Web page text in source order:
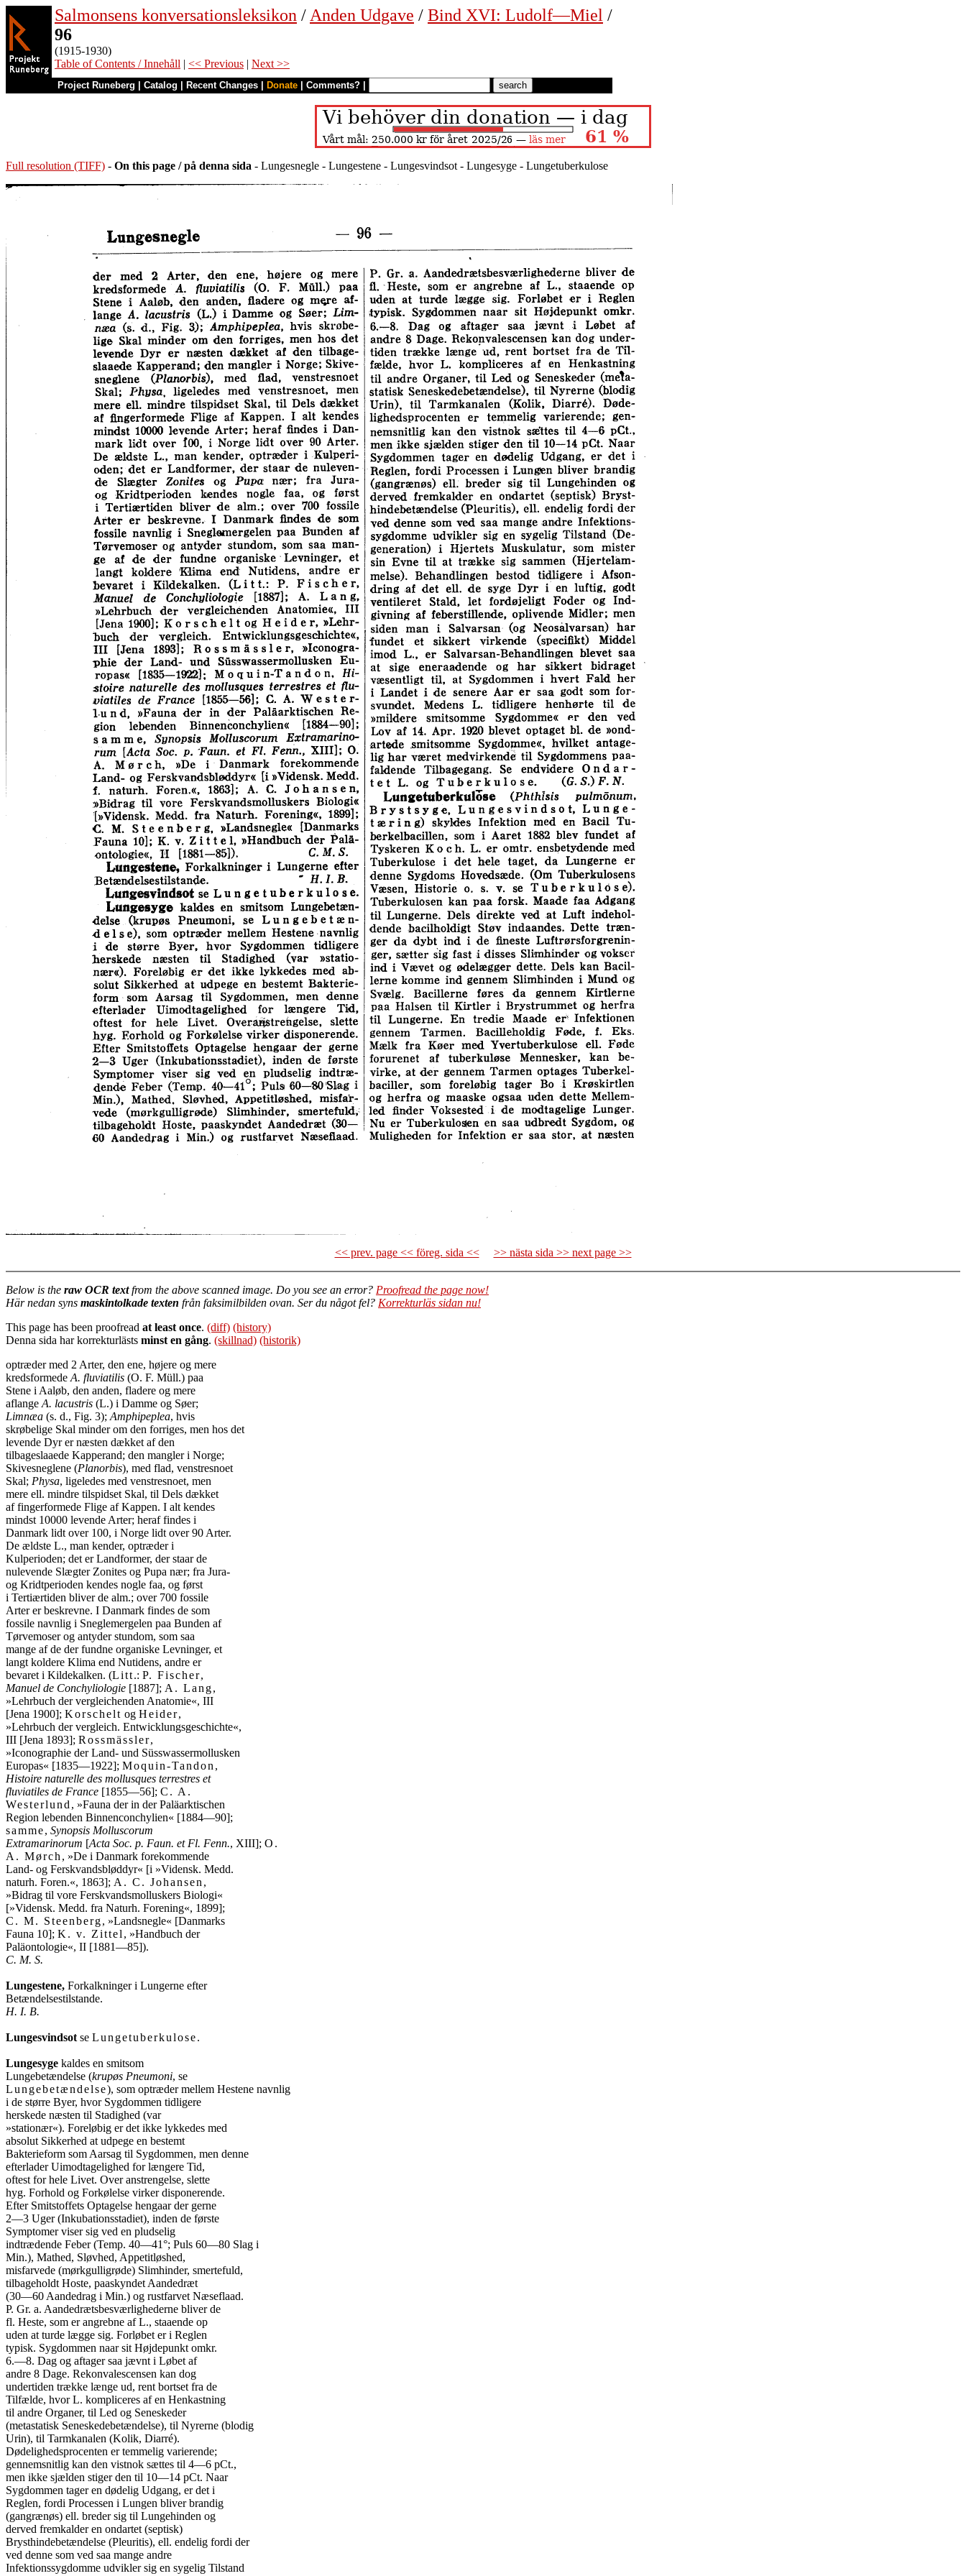
Salmonsens konversationsleksikon / Anden Udgave / Bind XVI: Ludolf—Miel /
96
(1915-1930)
Table of Contents / Innehåll | << Previous | Next >>
Project Runeberg Catalog Recent Changes Donate Comments?
Full resolution (TIFF) - On this page / på denna sida - Lungesnegle - Lungestene - Lungesvindsot - Lungesyge - Lungetuberkulose
<< prev. page << föreg. sida << >> nästa sida >> next page >>
Below is the raw OCR textfrom the above scanned image. Do you see an error? Proofread the page now!
Här nedan syns maskintolkade texten från faksimilbilden ovan. Ser du något fel? Korrekturläs sidan nu!
This page has been proofread at least once. (diff) (history)
Denna sida har korrekturlästs minst en gång. (skillnad) (historik)
optræder med 2 Arter, den ene, højere og mere
kredsformede A. fluviatilis (O. F. Müll.) paa
Stene i Aaløb, den anden, fladere og mere
aflange A. lacustris (L.) i Damme og Søer;
Limnæa (s. d., Fig. 3); Amphipeplea, hvis
skrøbelige Skal minder om den forriges, men hos det
levende Dyr er næsten dækket af den
tilbageslaaede Kapperand; den mangler i Norge;
Skivesneglene (Planorbis), med flad, venstresnoet
Skal; Physa, ligeledes med venstresnoet, men
mere ell. mindre tilspidset Skal, til Dels dækket
af fingerformede Flige af Kappen. I alt kendes
mindst 10000 levende Arter; heraf findes i
Danmark lidt over 100, i Norge lidt over 90 Arter.
De ældste L., man kender, optræder i
Kulperioden; det er Landformer, der staar de
nulevende Slægter Zonites og Pupa nær; fra Jura-
og Kridtperioden kendes nogle faa, og først
i Tertiærtiden bliver de alm.; over 700 fossile
Arter er beskrevne. I Danmark findes de som
fossile navnlig i Sneglemergelen paa Bunden af
Tørvemoser og antyder stundom, som saa
mange af de der fundne organiske Levninger, et
langt koldere Klima end Nutidens, andre er
bevaret i Kildekalken. (Litt.: P. Fischer,
Manuel de Conchyliologie [1887]; A. Lang,
»Lehrbuch der vergleichenden Anatomie«, III
[Jena 1900]; Korschelt og Heider,
»Lehrbuch der vergleich. Entwicklungsgeschichte«,
III [Jena 1893]; Rossmässler,
»Iconographie der Land- und Süsswassermollusken
Europas« [1835—1922]; Moquin-Tandon ,
Histoire naturelle des mollusques terrestres et
fluviatiles de France [1855—56]; C. A.
Westerlund , »Fauna der in der Paläarktischen
Region lebenden Binnenconchylien« [1884—90];
samme, Synopsis Molluscorum
Extramarinorum [Acta Soc. p. Faun. et Fl. Fenn., XIII]; O.
A. Mørch , »De i Danmark forekommende
Land- og Ferskvandsbløddyr« [i »Vidensk. Medd.
naturh. Foren.«, 1863]; A. C. Johansen ,
»Bidrag til vore Ferskvandsmolluskers Biologi«
[»Vidensk. Medd. fra Naturh. Forening«, 1899];
C. M. Steenberg, »Landsnegle« [Danmarks
Fauna 10]; K. v. Zittel , »Handbuch der
Paläontologie«, II [1881—85]).
C. M. S.
Lungestene, Forkalkninger i Lungerne efter
Betændelsestilstande.
H. I. B.
Lungesvindsot se Lungetuberkulose.
Lungesyge kaldes en smitsom
Lungebetændelse (krupøs Pneumoni, se
Lungebetændelse), som optræder mellem Hestene navnlig
i de større Byer, hvor Sygdommen tidligere
herskede næsten til Stadighed (var
»stationær«). Foreløbig er det ikke lykkedes med
absolut Sikkerhed at udpege en bestemt
Bakterieform som Aarsag til Sygdommen, men denne
efterlader Uimodtagelighed for længere Tid,
oftest for hele Livet. Over anstrengelse, slette
hyg. Forhold og Forkølelse virker disponerende.
Efter Smitstoffets Optagelse hengaar der gerne
2—3 Uger (Inkubationsstadiet), inden de første
Symptomer viser sig ved en pludselig
indtrædende Feber (Temp. 40—41°; Puls 60—80 Slag i
Min.), Mathed, Sløvhed, Appetitløshed,
misfarvede (mørkgulligrøde) Slimhinder, smertefuld,
tilbageholdt Hoste, paaskyndet Aandedræt
(30—60 Aandedrag i Min.) og rustfarvet Næseflaad.
P. Gr. a. Aandedrætsbesværlighederne bliver de
fl. Heste, som er angrebne af L., staaende op
uden at turde lægge sig. Forløbet er i Reglen
typisk. Sygdommen naar sit Højdepunkt omkr.
6.—8. Dag og aftager saa jævnt i Løbet af
andre 8 Dage. Rekonvalescensen kan dog
undertiden trække længe ud, rent bortset fra de
Tilfælde, hvor L. kompliceres af en Henkastning
til andre Organer, til Led og Seneskeder
(metastatisk Seneskedebetændelse), til Nyrerne (blodig
Urin), til Tarmkanalen (Kolik, Diarré).
Dødelighedsprocenten er temmelig varierende;
gennemsnitlig kan den vistnok sættes til 4—6 pCt.,
men ikke sjælden stiger den til 10—14 pCt. Naar
Sygdommen tager en dødelig Udgang, er det i
Reglen, fordi Processen i Lungen bliver brandig
(gangrænøs) ell. breder sig til Lungehinden og
derved fremkalder en ondartet (septisk)
Brysthindebetændelse (Pleuritis), ell. endelig fordi der
ved denne som ved saa mange andre
Infektionssygdomme udvikler sig en sygelig Tilstand